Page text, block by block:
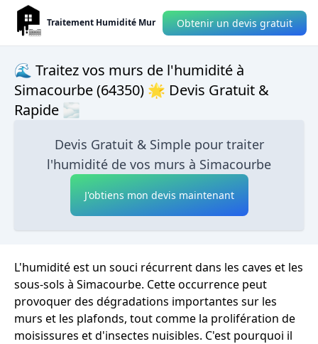
Traitement Humidité Mur Obtenir un devis gratuit
🌊 Traitez vos murs de l'humidité à
Simacourbe (64350) 🌟 Devis Gratuit &
Rapide 🌫
Devis Gratuit & Simple pour traiter
l'humidité de vos murs à Simacourbe
J'obtiens mon devis maintenant
L'humidité est un souci récurrent dans les caves et les
sous-sols à Simacourbe. Cette occurrence peut
provoquer des dégradations importantes sur les
murs et les plafonds, tout comme la prolifération de
moisissures et d'insectes nuisibles. C'est pourquoi il